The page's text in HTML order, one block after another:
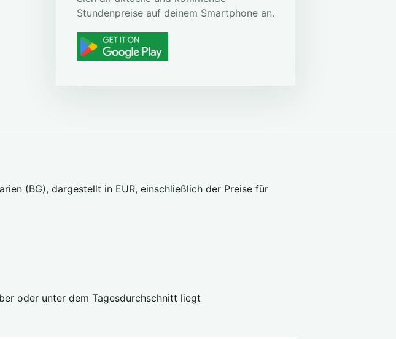
Stundenpreise auf deinem Smartphone an.
(BG), dargestellt in EUR, einschließlich der Preise für
oder unter dem Tagesdurchschnitt liegt